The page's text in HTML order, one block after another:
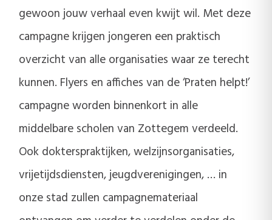
gewoon jouw verhaal even kwijt wil. Met deze
campagne krijgen jongeren een praktisch
overzicht van alle organisaties waar ze terecht
kunnen. Flyers en affiches van de ‘Praten helpt!’
campagne worden binnenkort in alle
middelbare scholen van Zottegem verdeeld.
Ook dokterspraktijken, welzijnsorganisaties,
vrijetijdsdiensten, jeugdverenigingen, … in
onze stad zullen campagnemateriaal